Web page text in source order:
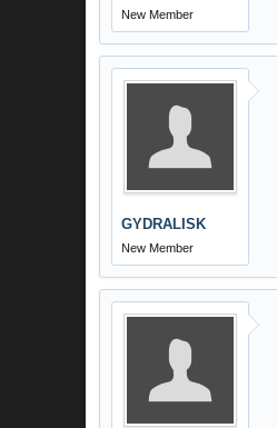
New Member
GYDRALISK
New Member